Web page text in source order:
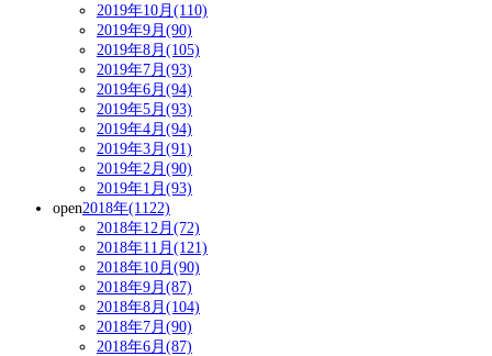
2019年10月(110)
2019年9月(90)
2019年8月(105)
2019年7月(93)
2019年6月(94)
2019年5月(93)
2019年4月(94)
2019年3月(91)
2019年2月(90)
2019年1月(93)
open2018年(1122)
2018年12月(72)
2018年11月(121)
2018年10月(90)
2018年9月(87)
2018年8月(104)
2018年7月(90)
2018年6月(87)